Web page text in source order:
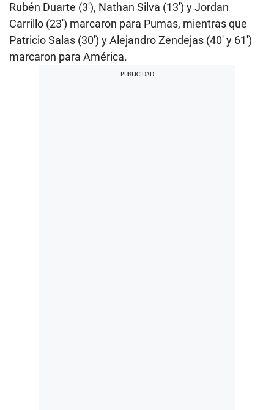
Rubén Duarte (3′), Nathan Silva (13′) y Jordan
Carrillo (23′) marcaron para Pumas, mientras que
Patricio Salas (30′) y Alejandro Zendejas (40′ y 61′)
marcaron para América.